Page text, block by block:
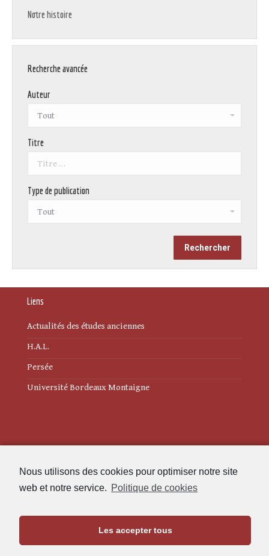
Nous utilisons des cookies pour optimiser notre site
web et notre service. Politique de cookies
Les accepter tous
Notre histoire
Recherche avancée
Auteur
Titre
Type de publication
Liens
Actualités des études anciennes
H.A.L.
Persée
Université Bordeaux Montaigne
Politique de cookies (UE)
Maison de l'Archéologie